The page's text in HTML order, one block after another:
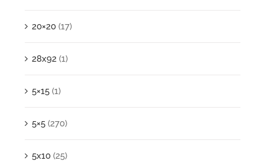
20×20 (17)
28x92 (1)
5×15 (1)
5×5 (270)
5x10 (25)